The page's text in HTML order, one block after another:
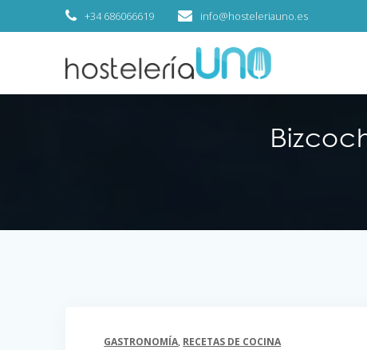
+34 686066619 info@hosteleriauno.es
GASTRONOMÍA, RECETAS DE COCINA